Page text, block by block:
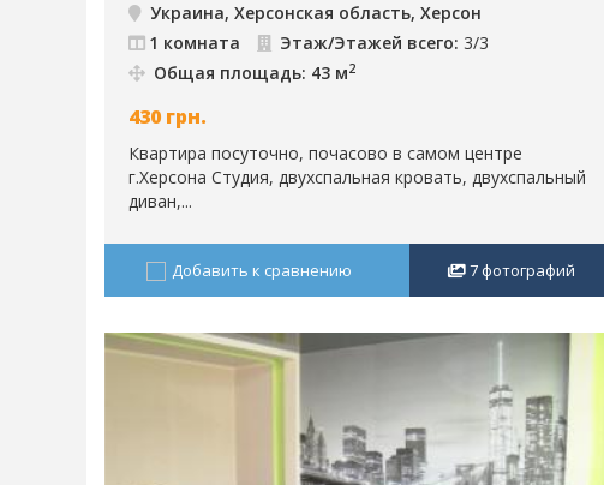
Украина, Херсонская область, Херсон
1 комната
Этаж/Этажей всего: 3/3
Общая площадь: 43 м2
430 грн.
Квартира посуточно, почасово в самом центре
г.Херсона Студия, двухспальная кровать, двухспальный
диван,...
Добавить к сравнению 7фотографий